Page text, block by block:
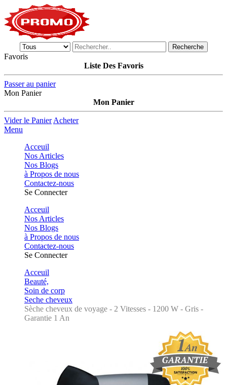
Recherche
Favoris
Liste Des Favoris
Passer au panier
Mon Panier
Mon Panier
Vider le Panier Acheter
Menu
Acceuil
Nos Articles
Nos Blogs
à Propos de nous
Contactez-nous
Se Connecter
Acceuil
Nos Articles
Nos Blogs
à Propos de nous
Contactez-nous
Se Connecter
Acceuil
Beauté,
Soin de corp
Seche cheveux
Sèche cheveux de voyage - 2 Vitesses - 1200 W - Gris -
Garantie 1 An